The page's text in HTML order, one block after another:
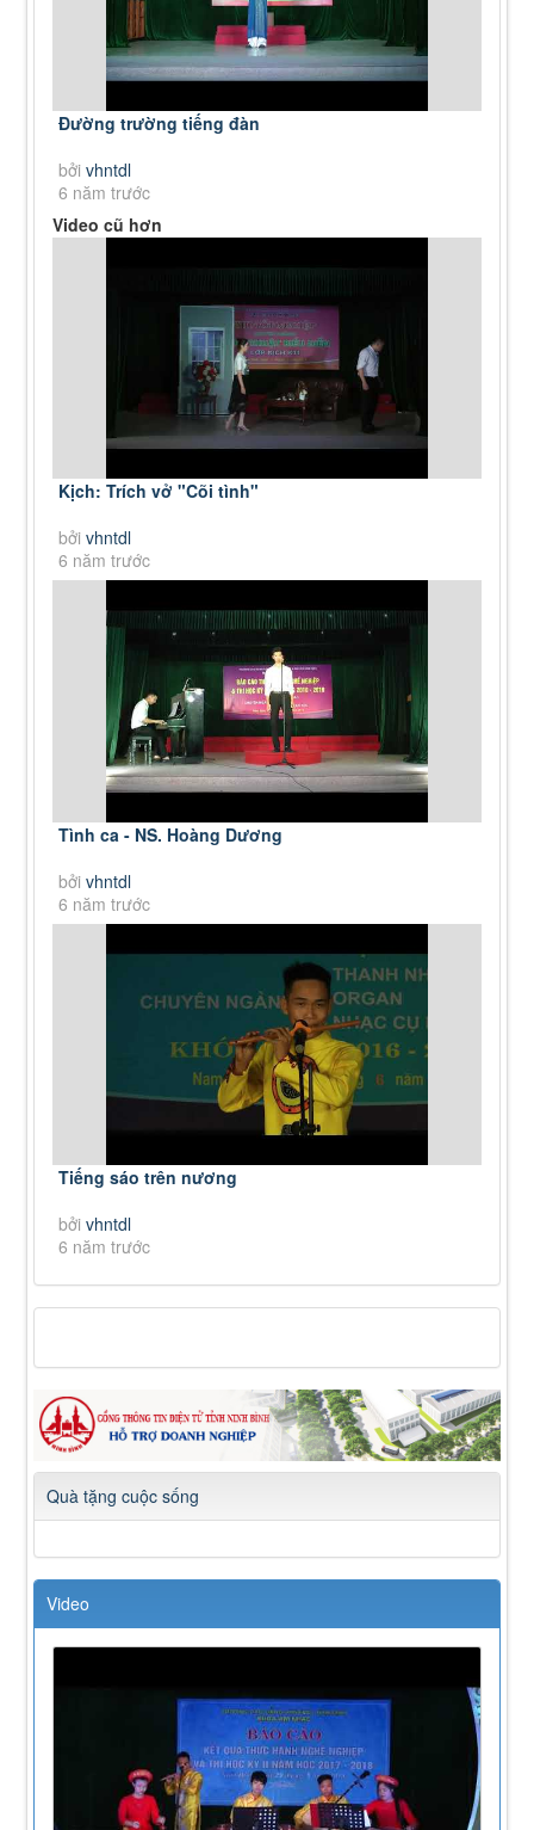
Đường trường tiếng đàn
bởivhntdl
6 năm trước
Video cũ hơn
Kịch: Trích vở "Cõi tình"
bởivhntdl
6 năm trước
Tình ca - NS. Hoàng Dương
bởivhntdl
6 năm trước
Tiếng sáo trên nương
bởivhntdl
6 năm trước
Quà tặng cuộc sống
Video